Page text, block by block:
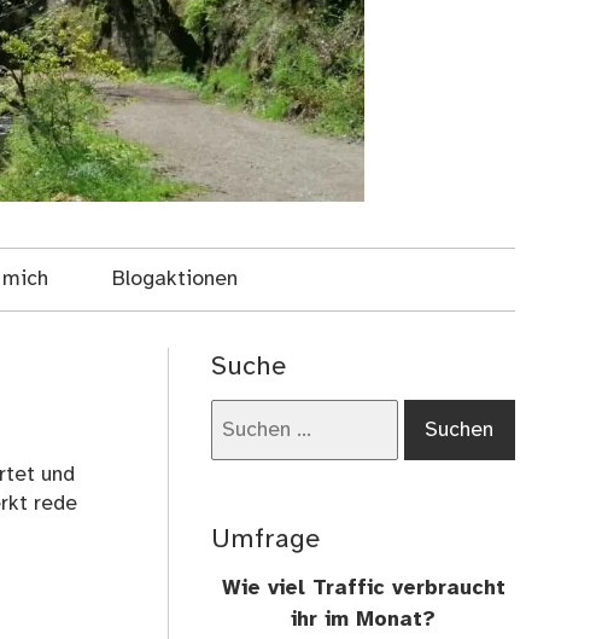
Blogaktionen
und
rede
Suche
Umfrage
Wie viel Traffic verbraucht
ihr im Monat?